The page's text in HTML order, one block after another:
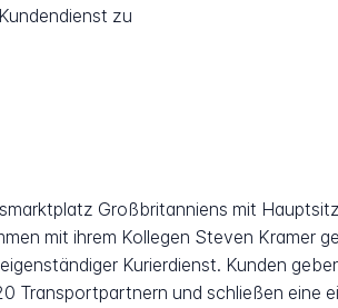
zu
Großbritanniens mit
mit ihrem Kollegen Steven Kramer
Kurierdienst. Kunden
Transportpartnern und schließen eine